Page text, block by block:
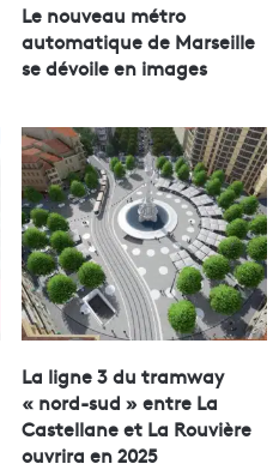
Le nouveau métro
automatique de Marseille
se dévoile en images
La ligne 3 du tramway
« nord-sud » entre La
Castellane et La Rouvière
ouvrira en 2025